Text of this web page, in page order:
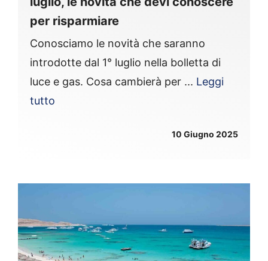
per risparmiare
Conosciamo le novità che saranno
introdotte dal 1° luglio nella bolletta di
luce e gas. Cosa cambierà per ... Leggi
tutto
10 Giugno 2025